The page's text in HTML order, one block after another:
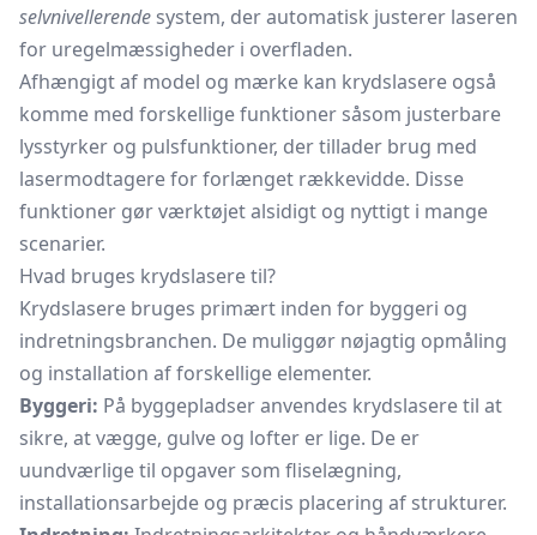
selvnivellerende system, der automatisk justerer laseren
for uregelmæssigheder i overfladen.
Afhængigt af model og mærke kan krydslasere også
komme med forskellige funktioner såsom justerbare
lysstyrker og pulsfunktioner, der tillader brug med
lasermodtagerefor forlænget rækkevidde. Disse
funktioner gør værktøjet alsidigt og nyttigt i mange
scenarier.
Hvad bruges krydslasere til?
Krydslasere bruges primært inden for byggeri og
indretningsbranchen. De muliggør nøjagtig opmåling
og installation af forskellige elementer.
Byggeri: På byggepladser anvendes krydslasere til at
sikre, at vægge, gulve og lofter er lige. De er
uundværlige til opgaver som fliselægning,
installationsarbejde og præcis placering af strukturer.